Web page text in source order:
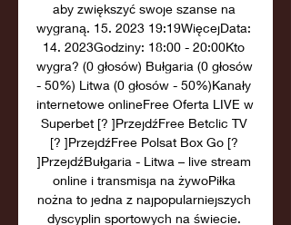
aby zwiększyć swoje szanse na
wygraną. 15. 2023 19:19WięcejData:
14. 2023Godziny: 18:00 - 20:00Kto
wygra? (0 głosów) Bułgaria (0 głosów
- 50%) Litwa (0 głosów - 50%)Kanały
internetowe onlineFree Oferta LIVE w
Superbet [? ]PrzejdźFree Betclic TV
[? ]PrzejdźFree Polsat Box Go [?
]PrzejdźBułgaria - Litwa – live stream
online i transmisja na żywoPiłka
nożna to jedna z najpopularniejszych
dyscyplin sportowych na świecie.